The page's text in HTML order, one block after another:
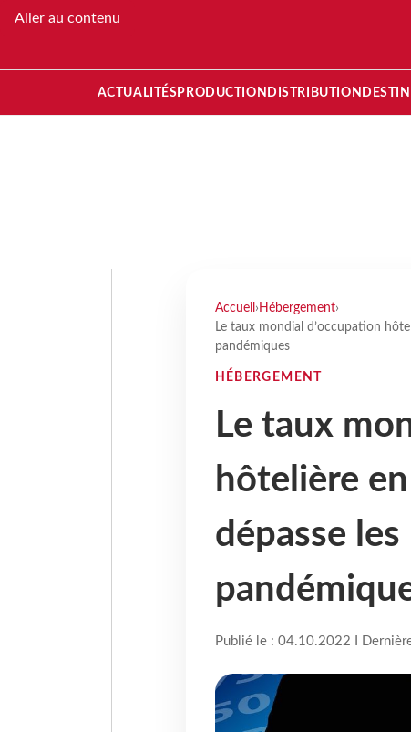
Aller au contenu
ACTUALITÉS PRODUCTION DISTRIBUTION
Accueil › Hébergement›
Le taux mondial d’occupation
pandémiques
HÉBERGEMENT
Le taux
hôtelière
dépasse
Publié le : 04.10.2022 I